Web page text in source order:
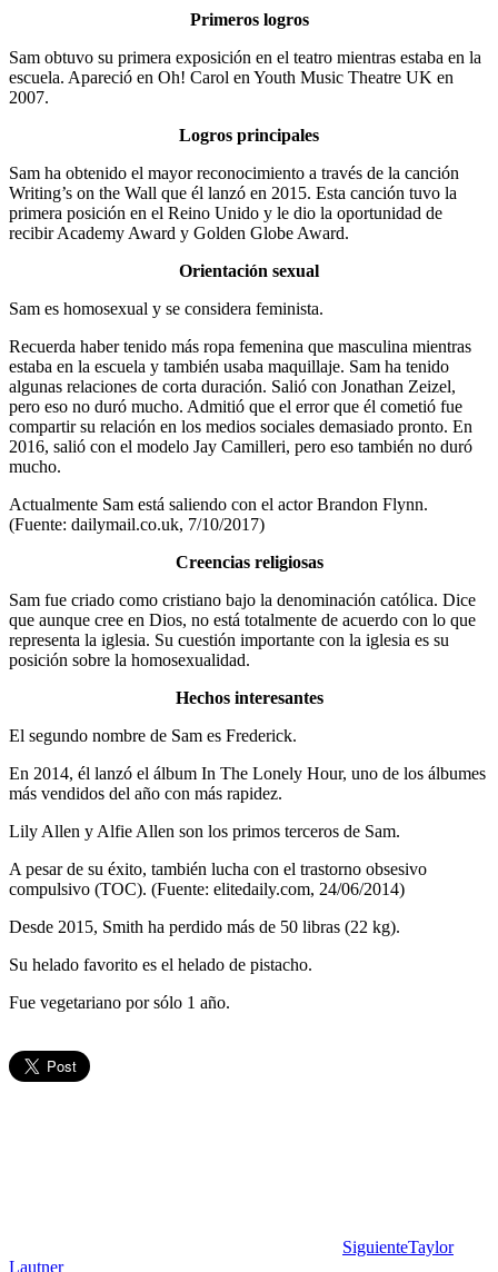
Primeros logros
Sam obtuvo su primera exposición en el teatro mientras estaba en la
escuela. Apareció en Oh! Carol en Youth Music Theatre UK en
2007.
Logros principales
Sam ha obtenido el mayor reconocimiento a través de la canción
Writing’s on the Wall que él lanzó en 2015. Esta canción tuvo la
primera posición en el Reino Unido y le dio la oportunidad de
recibir Academy Award y Golden Globe Award.
Orientación sexual
Sam es homosexual y se considera feminista.
Recuerda haber tenido más ropa femenina que masculina mientras
estaba en la escuela y también usaba maquillaje. Sam ha tenido
algunas relaciones de corta duración. Salió con Jonathan Zeizel,
pero eso no duró mucho. Admitió que el error que él cometió fue
compartir su relación en los medios sociales demasiado pronto. En
2016, salió con el modelo Jay Camilleri, pero eso también no duró
mucho.
Actualmente Sam está saliendo con el actor Brandon Flynn.
(Fuente: dailymail.co.uk, 7/10/2017)
Creencias religiosas
Sam fue criado como cristiano bajo la denominación católica. Dice
que aunque cree en Dios, no está totalmente de acuerdo con lo que
representa la iglesia. Su cuestión importante con la iglesia es su
posición sobre la homosexualidad.
Hechos interesantes
El segundo nombre de Sam es Frederick.
En 2014, él lanzó el álbum In The Lonely Hour, uno de los álbumes
más vendidos del año con más rapidez.
Lily Allen y Alfie Allen son los primos terceros de Sam.
A pesar de su éxito, también lucha con el trastorno obsesivo
compulsivo (TOC). (Fuente: elitedaily.com, 24/06/2014)
Desde 2015, Smith ha perdido más de 50 libras (22 kg).
Su helado favorito es el helado de pistacho.
Fue vegetariano por sólo 1 año.
SiguienteTaylor
Lautner